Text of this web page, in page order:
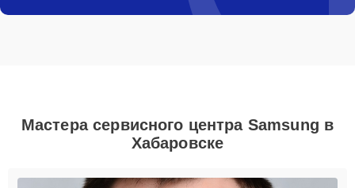
Мастера сервисного центра Samsung в
Хабаровске